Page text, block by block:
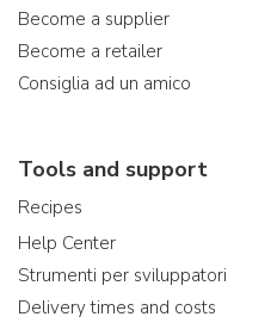
Become a supplier
Become a retailer
Consiglia ad un amico
Tools and support
Recipes
Help Center
Strumenti per sviluppatori
Delivery times and costs